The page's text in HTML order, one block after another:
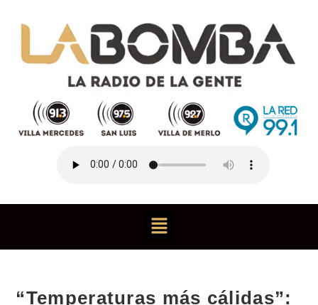
“Temperaturas más cálidas”: